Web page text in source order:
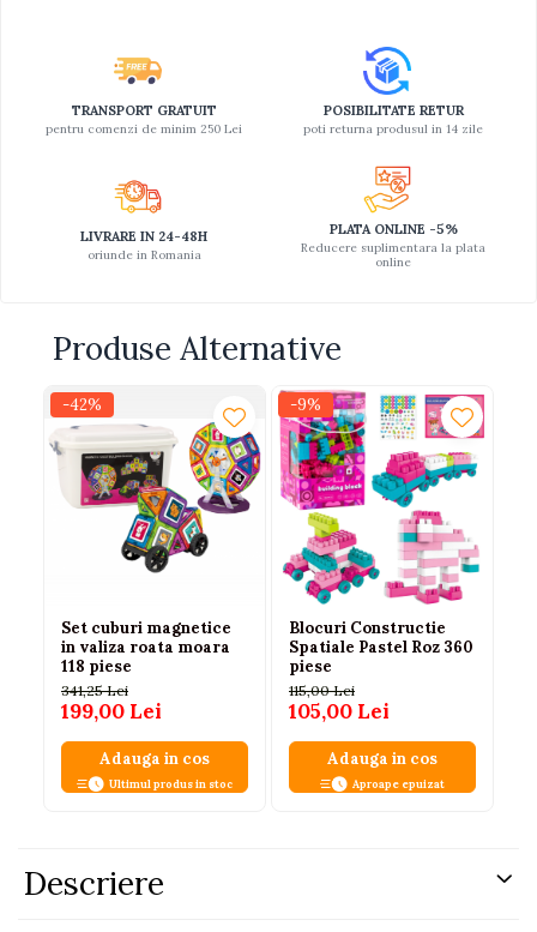
Proiectoare
Saltelute si centre de activitati
Seturi de doctor
Seturi de rufe
Trenulete
Vehicule de constructii
TRANSPORT GRATUIT
pentru comenzi de minim 250 Lei
POSIBILITATE RETUR
poti returna produsul in 14 zile
LIVRARE IN 24-48H
oriunde in Romania
PLATA ONLINE -5%
Reducere suplimentara la plata
online
Produse Alternative
-42%
Set cuburi magnetice
in valiza roata moara
118 piese
341,25 Lei
199,00 Lei
Adauga in cos
Ultimul produs in stoc
-9%
Blocuri Constructie
Spatiale Pastel Roz 360
piese
115,00 Lei
105,00 Lei
Adauga in cos
Aproape epuizat
Descriere